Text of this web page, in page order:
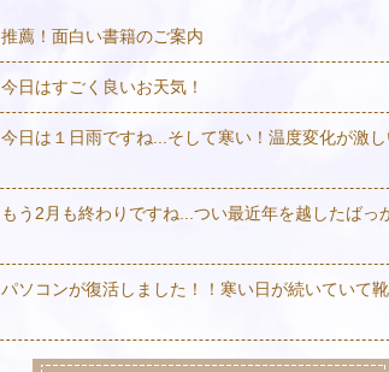
推薦！面白い書籍のご案内
今日はすごく良いお天気！
今日は１日雨ですね...そして寒い！温度変化が激
もう2月も終わりですね...つい最近年を越したばっ
パソコンが復活しました！！寒い日が続いていて